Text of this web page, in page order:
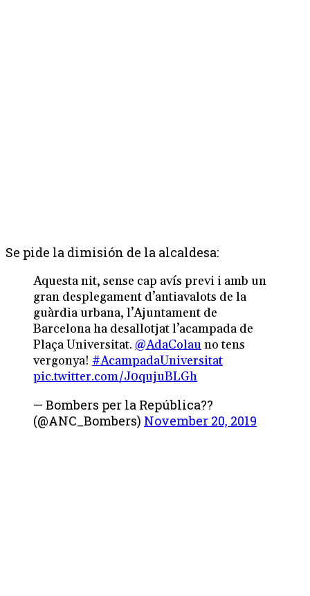
Se pide la dimisión de la alcaldesa:
Aquesta nit, sense cap avís previ i amb un
gran desplegament d’antiavalots de la
guàrdia urbana, l’Ajuntament de
Barcelona ha desallotjat l’acampada de
Plaça Universitat. @AdaColau no tens
vergonya! #AcampadaUniversitat
pic.twitter.com/J0qujuBLGh
— Bombers per la República??
(@ANC_Bombers) November 20, 2019